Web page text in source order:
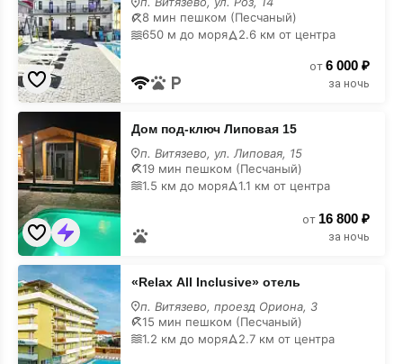
на
карте
8 мин пешком (Песчаный)
650 м до моря
2.6 км от центра
от 6 000 ₽
за ночь
Дом
под-
ключ
Липовая
15
на
карте
Дом под-ключ Липовая 15
п. Витязево, ул. Липовая, 15
19 мин пешком (Песчаный)
1.5 км до моря
1.1 км от центра
от 16 800 ₽
за ночь
«Relax
All
Inclusive»
отель
на
карте
«Relax All Inclusive» отель
п. Витязево, проезд Ориона, 3
15 мин пешком (Песчаный)
1.2 км до моря
2.7 км от центра